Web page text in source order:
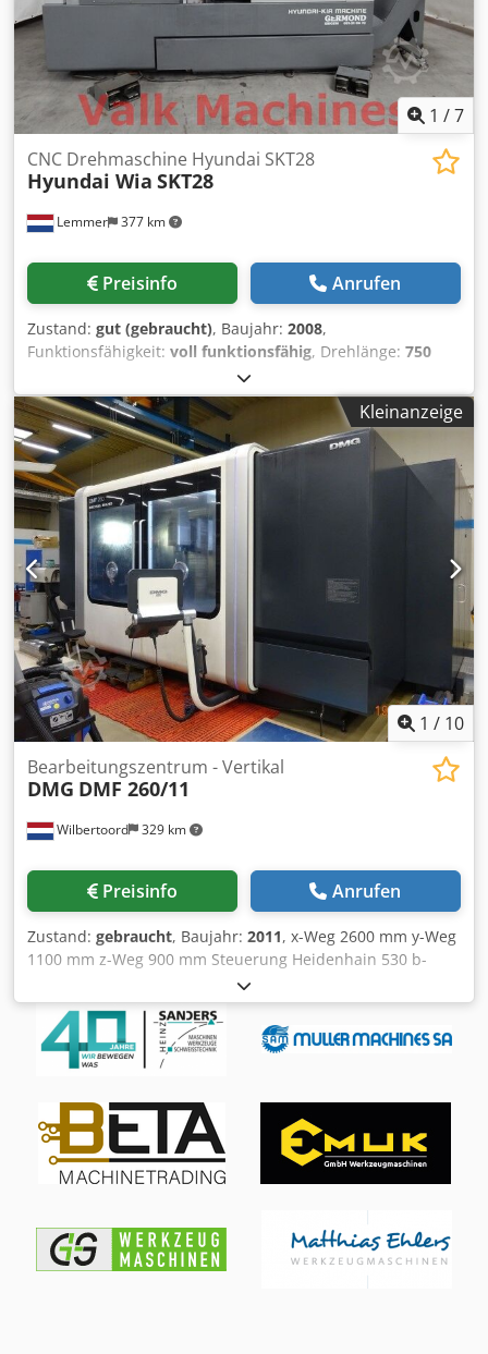
1 /7
Lemmer 377 km
CNC Drehmaschine Hyundai SKT28
Hyundai Wia SKT28
Preisinfo Anrufen
Zustand: gut (gebraucht), Baujahr: 2008,
Funktionsfähigkeit: voll funktionsfähig, Drehlänge: 750
590 mm
mm, Spindeldrehzahl (max.):3.000 U/min, Ausstattung:
Dokumentation/Handbuch, Drehlange: 750 mm
Drehdiameter: 590 mm über Bett / 375 mm über
Querschlitten Spindeldrehzahlen: 25 - 3.000 U/min.
Djdpfxjxmvzuj Acmeck Spindelbohrung: 78 mm Turret: 10
Pockets Steuerung: Siemens 810D Shopmill Ausgestattet
mit: - Doppelt Fusspedal - Späneförderer -
Betriebsanleitungen Ursprungland: Z. Korea Motor
Leistung 25 kW Maschine Gewicht: 6.000 kg Maschine
LxBxH: 300 x 180 x 190 cm
Kleinanzeige
1 / 10
Wilbertoord 329 km
Bearbeitungszentrum - Vertikal
DMG DMF 260/11
Preisinfo Anrufen
Zustand: gebraucht, Baujahr: 2011, x-Weg 2600 mm y-Weg
1100 mm z-Weg 900 mm Steuerung Heidenhain 530 b-
Achse +/- 110 ° Maschinengewicht ca. 25050 kg HSK63
Magazin fur 30 werkzeuge Dsdpfxoy Sbl Sj Acmeck 18000
rpm